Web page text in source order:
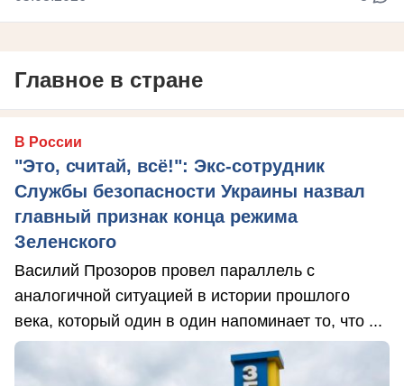
Главное в стране
В России
"Это, считай, всё!": Экс-сотрудник
Службы безопасности Украины назвал
главный признак конца режима
Зеленского
Василий Прозоров провел параллель с
аналогичной ситуацией в истории прошлого
века, который один в один напоминает то, что ...